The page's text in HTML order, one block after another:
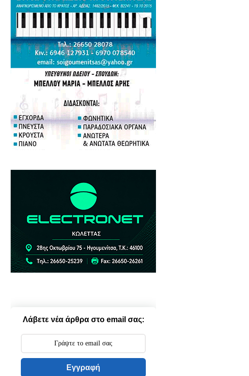
Λάβετε νέα άρθρα στο email σας:
Εγγραφή